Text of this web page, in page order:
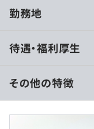
アプリ開発など幅
JavaやC#、PHPな
までの経験を活か
ズへ挑戦できる環
勤務地
待遇・福利厚生
【年俸制】400万
■賃金形態：年俸
その他の特徴